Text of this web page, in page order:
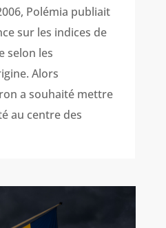
Polémia publiait
sur les indices de
selon les
Alors
a souhaité mettre
au centre des